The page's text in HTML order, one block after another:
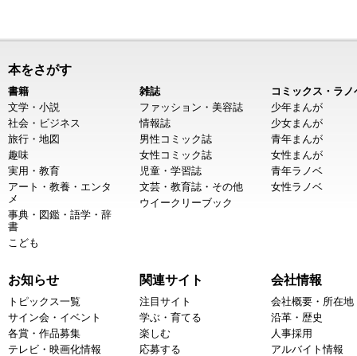
本をさがす
書籍
文学・小説
社会・ビジネス
旅行・地図
趣味
実用・教育
アート・教養・エンタ
メ
事典・図鑑・語学・辞
書
こども
雑誌
ファッション・美容誌
情報誌
男性コミック誌
女性コミック誌
児童・学習誌
文芸・教育誌・その他
ウイークリーブック
コミックス・ラノ
少年まんが
少女まんが
青年まんが
女性まんが
青年ラノベ
女性ラノベ
お知らせ
トピックス一覧
サイン会・イベント
各賞・作品募集
テレビ・映画化情報
関連サイト
注目サイト
学ぶ・育てる
楽しむ
応募する
会社情報
会社概要・所在地
沿革・歴史
人事採用
アルバイト情報